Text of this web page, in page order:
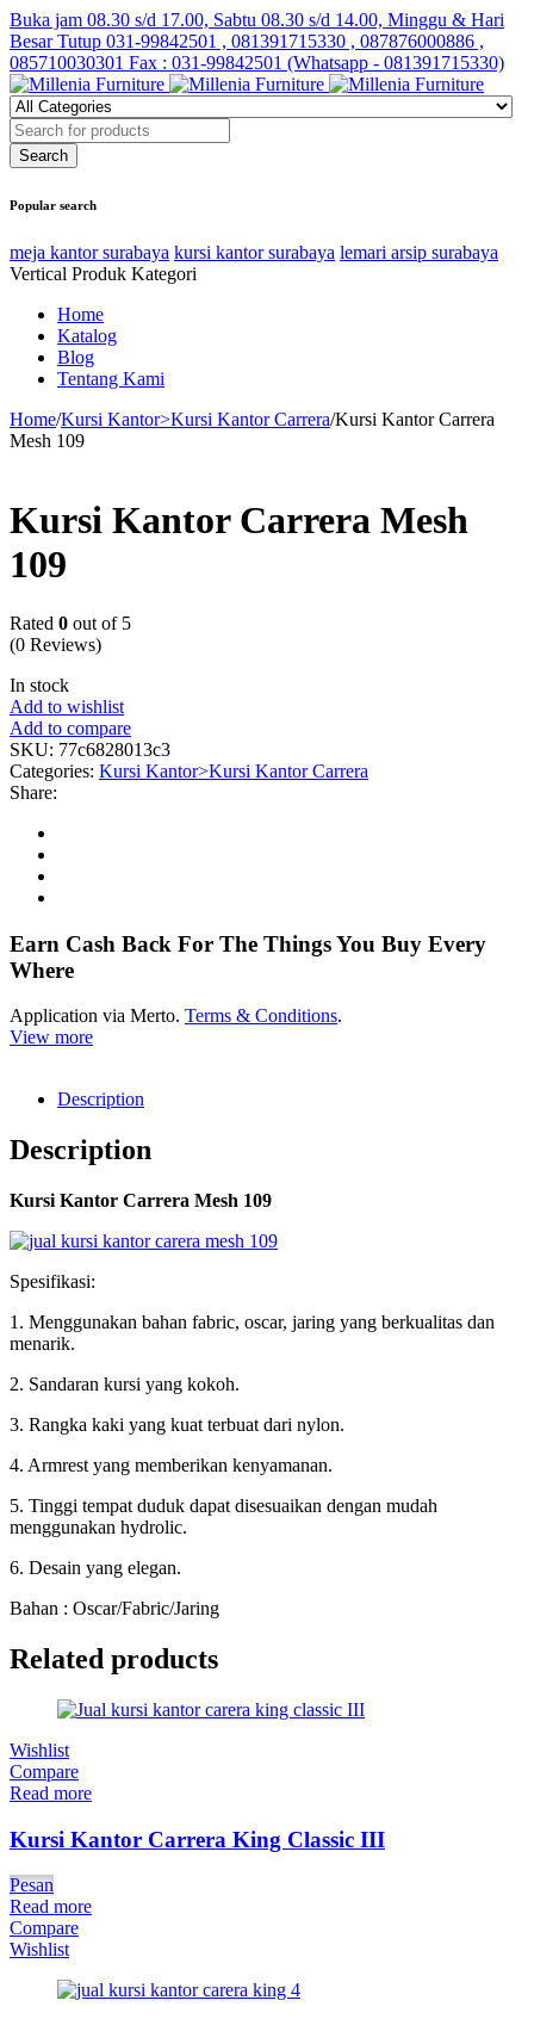
Buka jam 08.30 s/d 17.00, Sabtu 08.30 s/d 14.00, Minggu & Hari
Besar Tutup 031-99842501 , 081391715330 , 087876000886 ,
085710030301 Fax : 031-99842501 (Whatsapp - 081391715330)
Popular search
meja kantor surabaya kursi kantor surabaya lemari arsip surabaya
Vertical Produk Kategori
Home
Katalog
Blog
Tentang Kami
Home/Kursi Kantor>Kursi Kantor Carrera/Kursi Kantor Carrera
Mesh 109
Kursi Kantor Carrera Mesh
109
Rated 0 out of 5
(0 Reviews)
In stock
Add to wishlist
Add to compare
SKU: 77c6828013c3
Categories: Kursi Kantor>Kursi Kantor Carrera
Share:
Earn Cash Back For The Things You Buy Every
Where
Application via Merto. Terms & Conditions.
View more
Description
Description
Kursi Kantor Carrera Mesh 109
Spesifikasi:
1. Menggunakan bahan fabric, oscar, jaring yang berkualitas dan
menarik.
2. Sandaran kursi yang kokoh.
3. Rangka kaki yang kuat terbuat dari nylon.
4. Armrest yang memberikan kenyamanan.
5. Tinggi tempat duduk dapat disesuaikan dengan mudah
menggunakan hydrolic.
6. Desain yang elegan.
Bahan : Oscar/Fabric/Jaring
Related products
Wishlist
Compare
Read more
Kursi Kantor Carrera King Classic III
Pesan
Read more
Compare
Wishlist